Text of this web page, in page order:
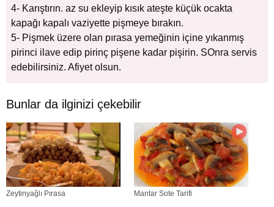
4- Karıştırın. az su ekleyip kısık ateşte küçük ocakta
kapağı kapalı vaziyette pişmeye bırakın.
5- Pişmek üzere olan pırasa yemeğinin içine yıkanmış
pirinci ilave edip pirinç pişene kadar pişirin. SOnra servis
edebilirsiniz. Afiyet olsun.
Bunlar da ilginizi çekebilir
Zeytinyağlı Pırasa Mantar Sote Tarifi